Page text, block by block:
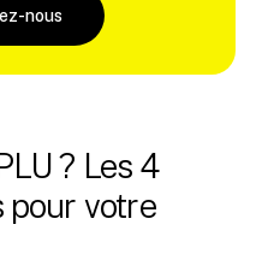
nous
? Les 4
pour votre